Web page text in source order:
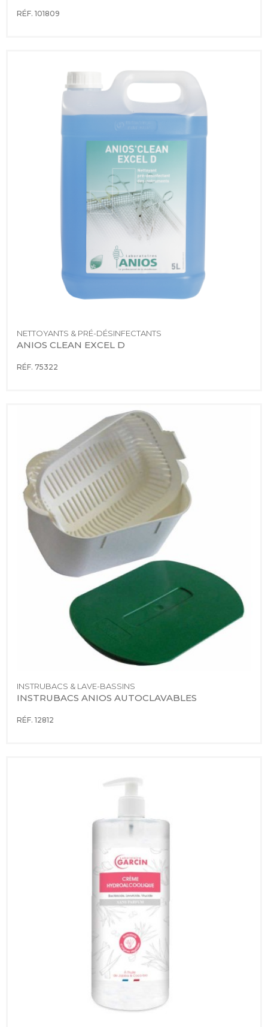
RÉF. 101809
NETTOYANTS & PRÉ-DÉSINFECTANTS
ANIOS CLEAN EXCEL D
RÉF. 75322
INSTRUBACS & LAVE-BASSINS
INSTRUBACS ANIOS AUTOCLAVABLES
RÉF. 12812